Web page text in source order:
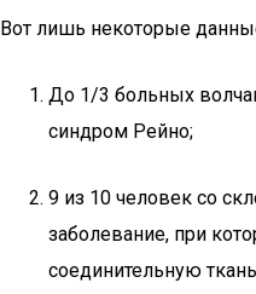
Вот лишь некоторые
До 1/3 больных
синдром Рейно;
9 из 10 человек со
заболевание, при
соединительную